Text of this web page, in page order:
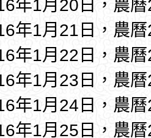
年1月20日，農
年1月21日，農
年1月22日，農
年1月23日，農
年1月24日，農
年1月25日，農